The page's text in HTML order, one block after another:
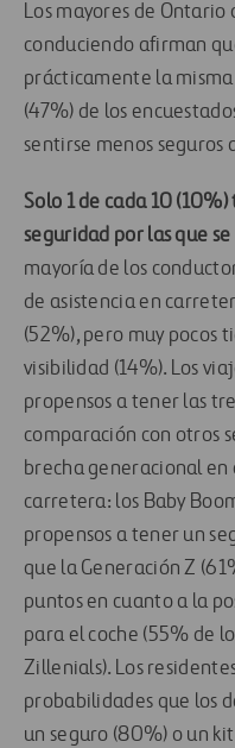
Los mayores de
conduciendo afirman
prácticamente la
(47%) de los
sentirse menos seguros
Solo 1 de cada 10
seguridad por las que
mayoría de los
de asistencia en
(52%), pero muy pocos
visibilidad (14%). Los
propensos a tener las
comparación con otros
brecha generacional en
carretera: los Baby
propensos a tener un
que la Generación Z
puntos en cuanto a la
para el coche (55% de
Zillenials). Los
probabilidades que los
un seguro (80%) o un